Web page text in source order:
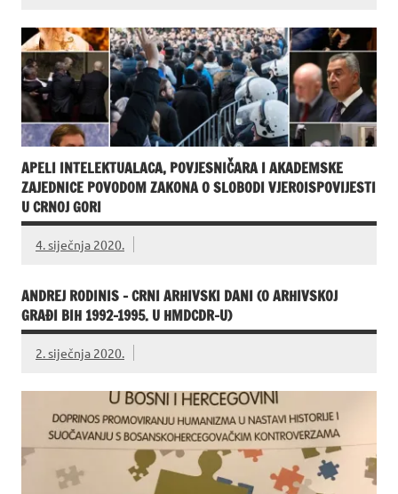
APELI INTELEKTUALACA, POVJESNIČARA I AKADEMSKE
ZAJEDNICE POVODOM ZAKONA O SLOBODI VJEROISPOVIJESTI
U CRNOJ GORI
4. siječnja 2020.
ANDREJ RODINIS – CRNI ARHIVSKI DANI (O ARHIVSKOJ
GRAĐI BIH 1992-1995. U HMDCDR-U)
2. siječnja 2020.